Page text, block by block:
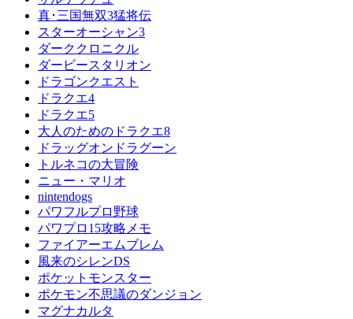
真･三国無双3猛将伝
スターオーシャン3
ダーククロニクル
ダービースタリオン
ドラゴンクエスト
ドラクエ4
ドラクエ5
大人のためのドラクエ8
ドラッグオンドラグーン
トルネコの大冒険
ニュー・マリオ
nintendogs
パワフルプロ野球
パワプロ15攻略メモ
ファイアーエムブレム
風来のシレンDS
ポケットモンスター
ポケモン不思議のダンジョン
マグナカルタ